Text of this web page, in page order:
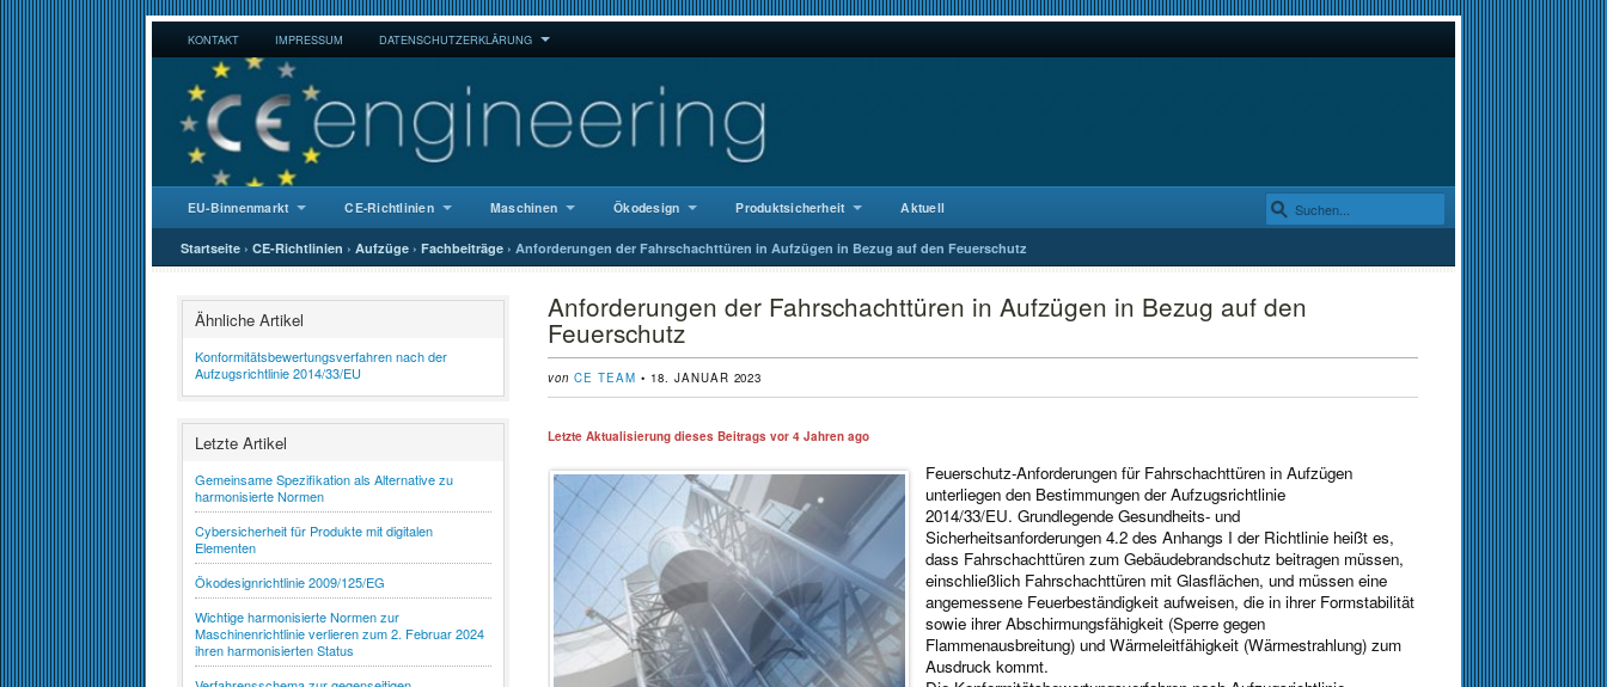
KONTAKT IMPRESSUM DATENSCHUTZERKLÄRUNG
EU-Binnenmarkt CE-Richtlinien Maschinen Ökodesign Produktsicherheit Aktuell
Startseite › CE-Richtlinien › Aufzüge › Fachbeiträge › Anforderungen der Fahrschachttüren in Aufzügen in Bezug auf den Feuerschutz
Ähnliche Artikel
Konformitätsbewertungsverfahren nach der
Aufzugsrichtlinie 2014/33/EU
Letzte Artikel
Gemeinsame Spezifikation als Alternative zu
harmonisierte Normen
Cybersicherheit für Produkte mit digitalen
Elementen
Ökodesignrichtlinie 2009/125/EG
Wichtige harmonisierte Normen zur
Maschinenrichtlinie verlieren zum 2. Februar 2024
ihren harmonisierten Status
Anforderungen der Fahrschachttüren in Aufzügen in Bezug auf den
Feuerschutz
von CE TEAM • 18. JANUAR 2023
Letzte Aktualisierung dieses Beitrags vor 4 Jahren ago
Feuerschutz-Anforderungen für Fahrschachttüren in Aufzügen
unterliegen den Bestimmungen der Aufzugsrichtlinie
2014/33/EU. Grundlegende Gesundheits- und
Sicherheitsanforderungen 4.2 des Anhangs I der Richtlinie heißt es,
dass Fahrschachttüren zum Gebäudebrandschutz beitragen müssen,
einschließlich Fahrschachttüren mit Glasflächen, und müssen eine
angemessene Feuerbeständigkeit aufweisen, die in ihrer Formstabilität
sowie ihrer Abschirmungsfähigkeit (Sperre gegen
Flammenausbreitung) und Wärmeleitfähigkeit (Wärmestrahlung) zum
Ausdruck kommt.